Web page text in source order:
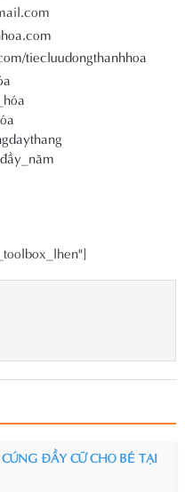
tiecluudongthanhhoa
ĐẦY CỮ CHO BÉ TẠI